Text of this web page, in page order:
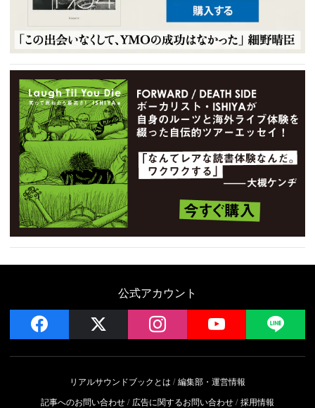
公式アカウント
facebook instagram YouTube
リアルサウンドブックとは
編集部・運営情報
記事へのお問い合わせ
広告に関するお問い合わせ 採用情報